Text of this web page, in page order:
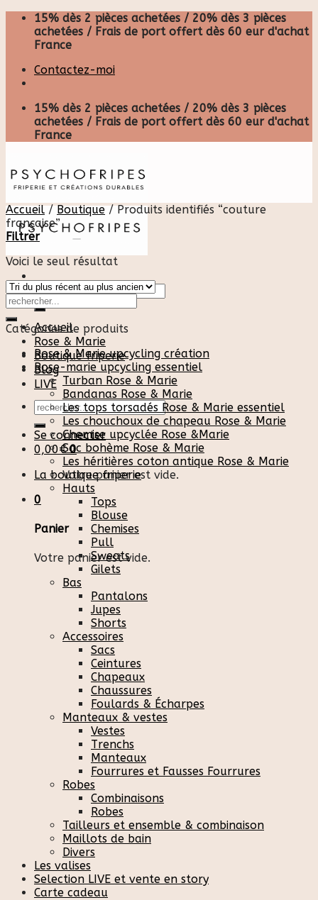
Skip
content
15% dès 2 pièces achetées / 20% dès 3 pièces
achetées / Frais de port offert dès 60 eur d'achat
France
Contactez-moi
15% dès 2 pièces achetées / 20% dès 3 pièces
achetées / Frais de port offert dès 60 eur d'achat
France
Recherche
pour :
Accueil
Rose & Marie
Boutique friperie
Blog
LIVE
Recherche
pour :
Se connecter
0,00€ 0
Votre panier est vide.
0
Panier
Votre panier est vide.
Accueil / Boutique /Produits identifiés “couture
française”
Filtrer
Voici le seul résultat
Catégories de produits
Rose & Marie upcycling création
Rose-marie upcycling essentiel
Turban Rose & Marie
Bandanas Rose & Marie
Les tops torsadés Rose & Marie essentiel
Les chouchoux de chapeau Rose & Marie
Chemise upcyclée Rose &Marie
Sac bohème Rose & Marie
Les héritières coton antique Rose & Marie
La boutique friperie
Hauts
Tops
Blouse
Chemises
Pull
Sweats
Gilets
Bas
Pantalons
Jupes
Shorts
Accessoires
Sacs
Ceintures
Chapeaux
Chaussures
Foulards & Écharpes
Manteaux & vestes
Vestes
Trenchs
Manteaux
Fourrures et Fausses Fourrures
Robes
Combinaisons
Robes
Tailleurs et ensemble & combinaison
Maillots de bain
Divers
Les valises
Selection LIVE et vente en story
Carte cadeau